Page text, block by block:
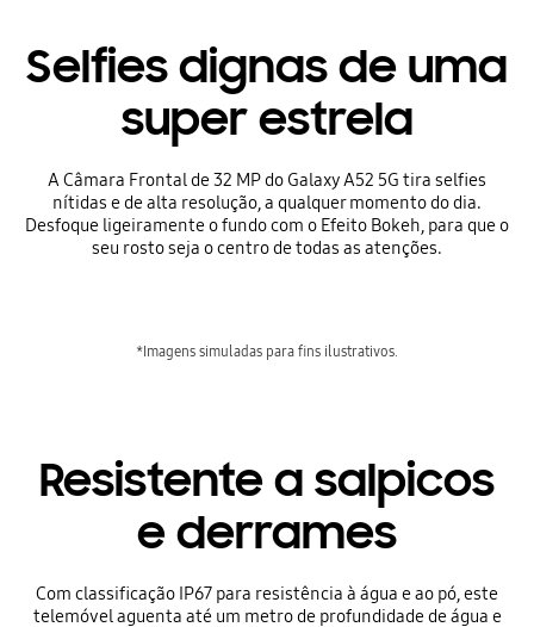
Selfies dignas de uma
super estrela
A Câmara Frontal de 32 MP do Galaxy A52 5G tira selfies
nítidas e de alta resolução, a qualquer momento do dia.
Desfoque ligeiramente o fundo com o Efeito Bokeh, para que o
seu rosto seja o centro de todas as atenções.
*Imagens simuladas para fins ilustrativos.
Resistente a salpicos
e derrames
Com classificação IP67 para resistência à água e ao pó, este
telemóvel aguenta até um metro de profundidade de água e